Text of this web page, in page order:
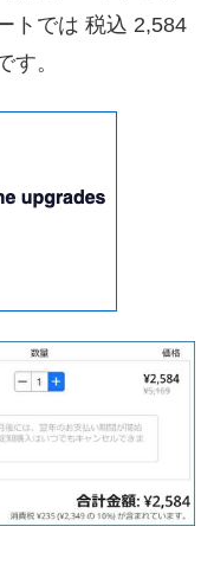
トでは 税込 2,584
す。